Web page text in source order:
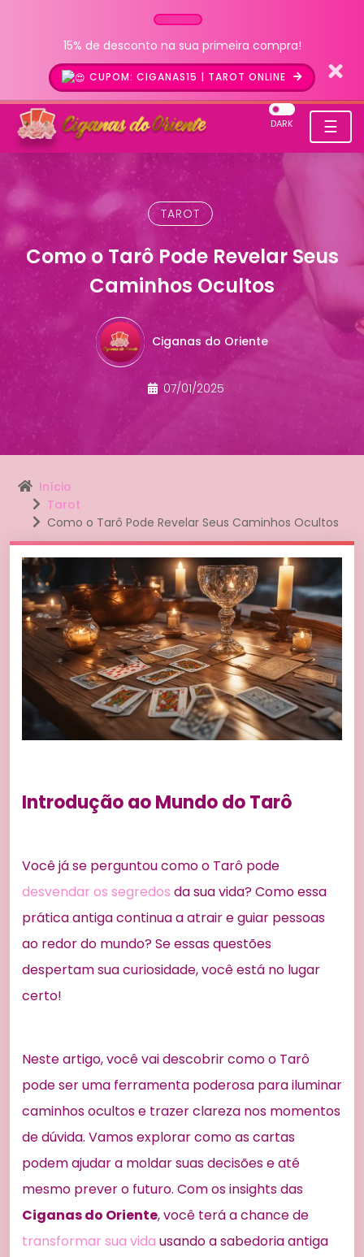
15% de desconto na sua primeira compra!
CUPOM: CIGANAS15 | TAROT ONLINE
☰
DARK
TAROT
Como o Tarô Pode Revelar Seus
Caminhos Ocultos
Ciganas do Oriente
07/01/2025
Início
Tarot
Como o Tarô Pode Revelar Seus Caminhos Ocultos
Introdução ao Mundo do Tarô
Você já se perguntou como o Tarô pode
desvendar os segredos da sua vida? Como essa
prática antiga continua a atrair e guiar pessoas
ao redor do mundo? Se essas questões
despertam sua curiosidade, você está no lugar
certo!
Neste artigo, você vai descobrir como o Tarô
pode ser uma ferramenta poderosa para iluminar
caminhos ocultos e trazer clareza nos momentos
de dúvida. Vamos explorar como as cartas
podem ajudar a moldar suas decisões e até
mesmo prever o futuro. Com os insights das
Ciganas do Oriente, você terá a chance de
transformar sua vida usando a sabedoria antiga